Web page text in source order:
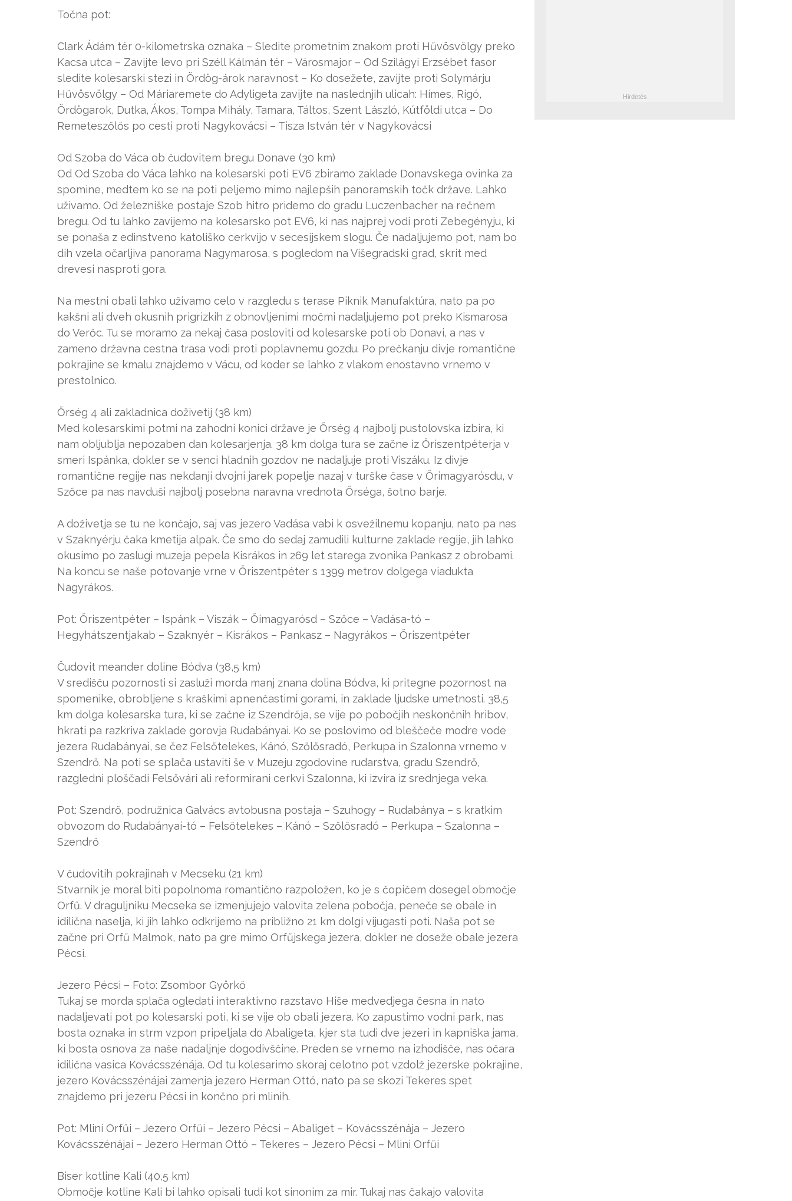
Točna pot:
Clark Ádám tér 0-kilometrska oznaka – Sledite prometnim znakom proti Hűvösvölgy preko
Kacsa utca – Zavijte levo pri Széll Kálmán tér – Városmajor – Od Szilágyi Erzsébet fasor
sledite kolesarski stezi in Ördög-árok naravnost – Ko dosežete, zavijte proti Solymárju
Hűvösvölgy – Od Máriaremete do Adyligeta zavijte na naslednjih ulicah: Hímes, Rigó,
Ördögarok, Dutka, Ákos, Tompa Mihály, Tamara, Táltos, Szent László, Kútföldi utca – Do
Remeteszőlős po cesti proti Nagykovácsi – Tisza István tér v Nagykovácsi
Od Szoba do Váca ob čudovitem bregu Donave (30 km)
Od Od Szoba do Váca lahko na kolesarski poti EV6 zbiramo zaklade Donavskega ovinka za
spomine, medtem ko se na poti peljemo mimo najlepših panoramskih točk države. Lahko
uživamo. Od železniške postaje Szob hitro pridemo do gradu Luczenbacher na rečnem
bregu. Od tu lahko zavijemo na kolesarsko pot EV6, ki nas najprej vodi proti Zebegényju, ki
se ponaša z edinstveno katoliško cerkvijo v secesijskem slogu. Če nadaljujemo pot, nam bo
dih vzela očarljiva panorama Nagymarosa, s pogledom na Višegradski grad, skrit med
drevesi nasproti gora.
Na mestni obali lahko uživamo celo v razgledu s terase Piknik Manufaktúra, nato pa po
kakšni ali dveh okusnih prigrizkih z obnovljenimi močmi nadaljujemo pot preko Kismarosa
do Verőc. Tu se moramo za nekaj časa posloviti od kolesarske poti ob Donavi, a nas v
zameno državna cestna trasa vodi proti poplavnemu gozdu. Po prečkanju divje romantične
pokrajine se kmalu znajdemo v Vácu, od koder se lahko z vlakom enostavno vrnemo v
prestolnico.
Őrség 4 ali zakladnica doživetij (38 km)
Med kolesarskimi potmi na zahodni konici države je Őrség 4 najbolj pustolovska izbira, ki
nam obljublja nepozaben dan kolesarjenja. 38 km dolga tura se začne iz Őriszentpéterja v
smeri Ispánka, dokler se v senci hladnih gozdov ne nadaljuje proti Viszáku. Iz divje
romantične regije nas nekdanji dvojni jarek popelje nazaj v turške čase v Őrimagyarósdu, v
Szőce pa nas navduši najbolj posebna naravna vrednota Őrséga, šotno barje.
A doživetja se tu ne končajo, saj vas jezero Vadása vabi k osvežilnemu kopanju, nato pa nas
v Szaknyérju čaka kmetija alpak. Če smo do sedaj zamudili kulturne zaklade regije, jih lahko
okusimo po zaslugi muzeja pepela Kisrákos in 269 let starega zvonika Pankasz z obrobami.
Na koncu se naše potovanje vrne v Őriszentpéter s 1399 metrov dolgega viadukta
Nagyrákos.
Pot: Őriszentpéter – Ispánk – Viszák – Őimagyarósd – Szőce – Vadása-tó –
Hegyhátszentjakab – Szaknyér – Kisrákos – Pankasz – Nagyrákos – Őriszentpéter
Čudovit meander doline Bódva (38,5 km)
V središču pozornosti si zasluži morda manj znana dolina Bódva, ki pritegne pozornost na
spomenike, obrobljene s kraškimi apnenčastimi gorami, in zaklade ljudske umetnosti. 38,5
km dolga kolesarska tura, ki se začne iz Szendrőja, se vije po pobočjih neskončnih hribov,
hkrati pa razkriva zaklade gorovja Rudabányai. Ko se poslovimo od bleščeče modre vode
jezera Rudabányai, se čez Felsőtelekes, Kánó, Szőlősradó, Perkupa in Szalonna vrnemo v
Szendrő. Na poti se splača ustaviti še v Muzeju zgodovine rudarstva, gradu Szendrő,
razgledni ploščadi Felsővári ali reformirani cerkvi Szalonna, ki izvira iz srednjega veka.
Pot: Szendrő, podružnica Galvács avtobusna postaja – Szuhogy – Rudabánya – s kratkim
obvozom do Rudabányai-tó – Felsőtelekes – Kánó – Szőlősradó – Perkupa – Szalonna –
Szendrő
V čudovitih pokrajinah v Mecseku (21 km)
Stvarnik je moral biti popolnoma romantično razpoložen, ko je s čopičem dosegel območje
Orfű. V draguljniku Mecseka se izmenjujejo valovita zelena pobočja, peneče se obale in
idilična naselja, ki jih lahko odkrijemo na približno 21 km dolgi vijugasti poti. Naša pot se
začne pri Orfű Malmok, nato pa gre mimo Orfűjskega jezera, dokler ne doseže obale jezera
Pécsi.
Jezero Pécsi – Foto: Zsombor Györkő
Tukaj se morda splača ogledati interaktivno razstavo Hiše medvedjega česna in nato
nadaljevati pot po kolesarski poti, ki se vije ob obali jezera. Ko zapustimo vodni park, nas
bosta oznaka in strm vzpon pripeljala do Abaligeta, kjer sta tudi dve jezeri in kapniška jama,
ki bosta osnova za naše nadaljnje dogodivščine. Preden se vrnemo na izhodišče, nas očara
idilična vasica Kovácsszénája. Od tu kolesarimo skoraj celotno pot vzdolž jezerske pokrajine,
jezero Kovácsszénájai zamenja jezero Herman Ottó, nato pa se skozi Tekeres spet
znajdemo pri jezeru Pécsi in končno pri mlinih.
Pot: Mlini Orfűi – Jezero Orfűi – Jezero Pécsi – Abaliget – Kovácsszénája – Jezero
Kovácsszénájai – Jezero Herman Ottó – Tekeres – Jezero Pécsi – Mlini Orfűi
Biser kotline Kali (40,5 km)
Območje kotline Kali bi lahko opisali tudi kot sinonim za mir. Tukaj nas čakajo valovita